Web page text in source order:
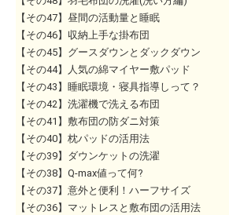
【その47】昼間の活動量と睡眠
【その46】収納上手な掛布団
【その45】グースダウンとダックダウン
【その44】人気の綿マイヤー敷パッド
【その43】睡眠環境・寝具指導しって？
【その42】洗濯機で洗える布団
【その41】敷布団の防ダニ対策
【その40】枕パッドの活用法
【その39】ダウンケットの洗濯
【その38】Q-max値って何?
【その37】意外と便利！ハーフサイズ
【その36】マットレスと敷布団の活用法